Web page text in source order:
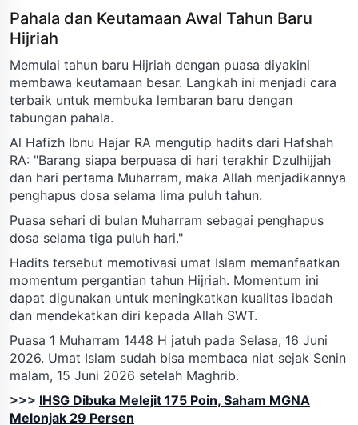
Pahala dan Keutamaan Awal Tahun Baru
Hijriah
Memulai tahun baru Hijriah dengan puasa diyakini
membawa keutamaan besar. Langkah ini menjadi cara
terbaik untuk membuka lembaran baru dengan
tabungan pahala.
Al Hafizh Ibnu Hajar RA mengutip hadits dari Hafshah
RA: "Barang siapa berpuasa di hari terakhir Dzulhijjah
dan hari pertama Muharram, maka Allah menjadikannya
penghapus dosa selama lima puluh tahun.
Puasa sehari di bulan Muharram sebagai penghapus
dosa selama tiga puluh hari."
Hadits tersebut memotivasi umat Islam memanfaatkan
momentum pergantian tahun Hijriah. Momentum ini
dapat digunakan untuk meningkatkan kualitas ibadah
dan mendekatkan diri kepada Allah SWT.
Puasa 1 Muharram 1448 H jatuh pada Selasa, 16 Juni
2026. Umat Islam sudah bisa membaca niat sejak Senin
malam, 15 Juni 2026 setelah Maghrib.
>>> IHSG Dibuka Melejit 175 Poin, Saham MGNA
Melonjak 29 Persen